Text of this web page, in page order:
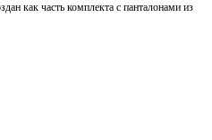
как часть комплекта с панталонами из